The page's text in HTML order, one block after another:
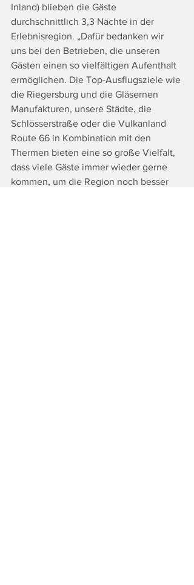
Inland) blieben die Gäste
durchschnittlich 3,3 Nächte in der
Erlebnisregion. „Dafür bedanken wir
uns bei den Betrieben, die unseren
Gästen einen so vielfältigen Aufenthalt
ermöglichen. Die Top-Ausflugsziele wie
die Riegersburg und die Gläsernen
Manufakturen, unsere Städte, die
Schlösserstraße oder die Vulkanland
Route 66 in Kombination mit den
Thermen bieten eine so große Vielfalt,
dass viele Gäste immer wieder gerne
kommen, um die Region noch besser